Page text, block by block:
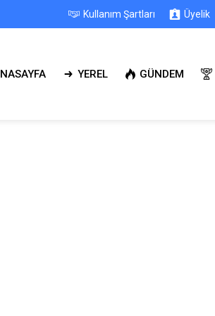
Kullanım Şartları Üyelik
YEREL GÜNDEM